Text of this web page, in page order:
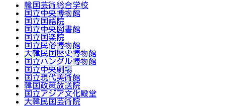
韓国芸術総合学校
国立中央博物館
国立国語院
国立中央図書館
国立国楽院
国立民俗博物館
大韓民国歴史博物館
国立ハングル博物館
国立中央劇場
国立現代美術館
韓国政策放送院
国立アジア文化殿堂
大韓民国芸術院